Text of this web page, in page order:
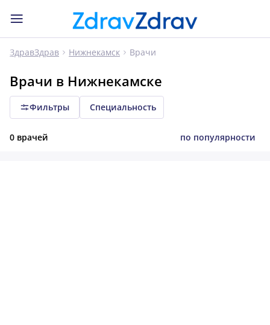
ЗдравЗдрав Нижнекамск Врачи
Врачи в Нижнекамске
Фильтры Специальность
0 врачей по популярности